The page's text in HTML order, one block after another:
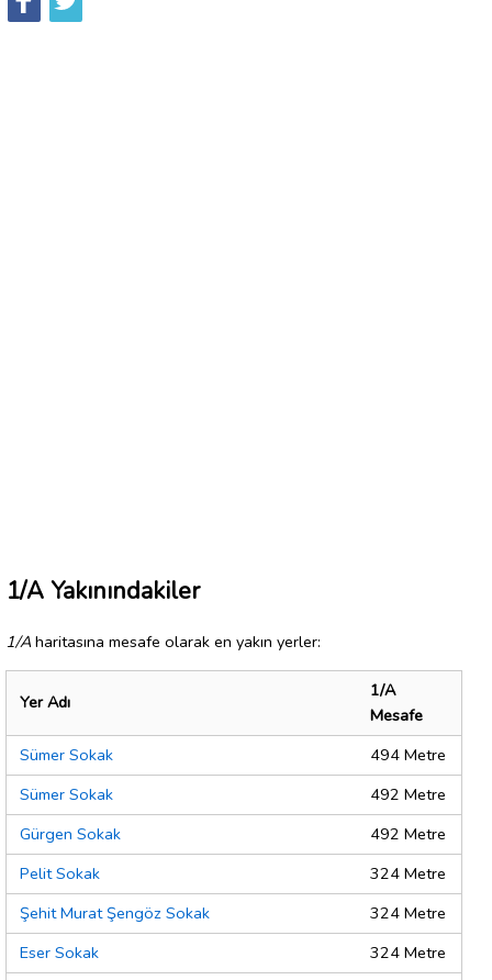
1/A Yakınındakiler
1/A haritasına mesafe olarak en yakın yerler:
Yer Adı
1/A
Mesafe
Sümer Sokak
494 Metre
Sümer Sokak
492 Metre
Gürgen Sokak
492 Metre
Pelit Sokak
324 Metre
Şehit Murat Şengöz Sokak
324 Metre
Eser Sokak
324 Metre